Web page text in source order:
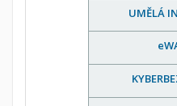
UMĚLÁ